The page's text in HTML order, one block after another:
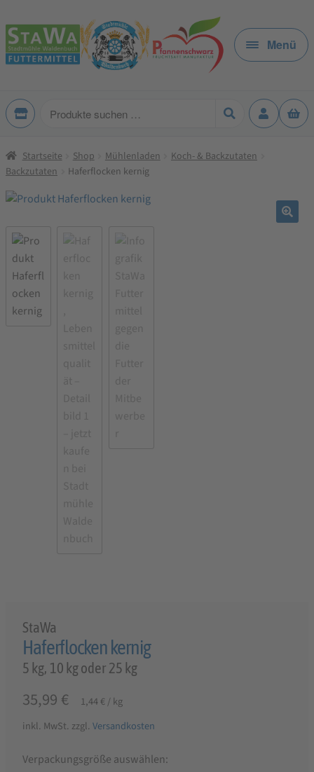
Zur
Navigation
springen
Zum
Inhalt
springen
Menü
Produkte
Startseite Shop Mühlenladen
Koch- & Backzutaten
Backzutaten
Haferflocken kernig
StaWa
Haferflocken kernig
5 kg, 10 kg oder 25 kg
35,99 € 1,44 €/kg
inkl. MwSt. zzgl. Versandkosten
Verpackungsgröße auswählen: